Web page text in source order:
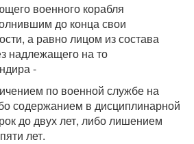
военного корабля
до конца свои
а равно лицом из состава
надлежащего на то
-
по военной службе на
содержанием в дисциплинарной
до двух лет, либо лишением
лет.